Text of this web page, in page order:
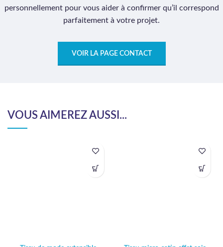
personnellement pour vous aider à confirmer qu’il correspond
parfaitement à votre projet.
VOIR LA PAGE CONTACT
VOUS AIMEREZ AUSSI...